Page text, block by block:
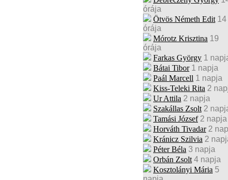
órája
Ötvös Németh Edit 14
órája
Mórotz Krisztina 19
órája
Farkas György 1
Bátai Tibor 1 napja
Paál Marcell 1 napja
Kiss-Teleki Rita 2
Ur Attila 2 napja
Szakállas Zsolt 2
Tamási József 2 napja
Horváth Tivadar 2
Kránicz Szilvia 2
Péter Béla 3 napja
Orbán Zsolt 4 napja
Kosztolányi Mária 5